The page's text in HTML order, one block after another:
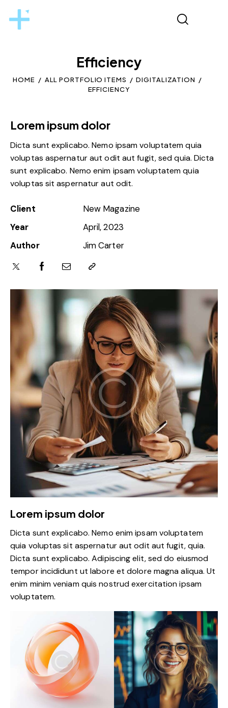
Efficiency
HOME ALL PORTFOLIO ITEMS
DIGITALIZATION
EFFICIENCY
Lorem ipsum dolor
Dicta sunt explicabo. Nemo ipsam voluptatem quia
voluptas aspernatur aut odit aut fugit, sed quia. Dicta
sunt explicabo. Nemo enim ipsam voluptatem quia
voluptas sit aspernatur aut odit.
Client
New Magazine
Year
April, 2023
Author
Jim Carter
Lorem ipsum dolor
Dicta sunt explicabo. Nemo enim ipsam voluptatem
quia voluptas sit aspernatur aut odit aut fugit, quia.
Dicta sunt explicabo. Adipiscing elit, sed do eiusmod
tempor incididunt ut labore et dolore magna aliqua. Ut
enim minim veniam quis nostrud exercitation ipsam
voluptatem.